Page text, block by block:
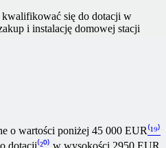
się do dotacji w
i instalację domowej stacji
o wartości poniżej 45 000 EUR⁽¹⁹⁾